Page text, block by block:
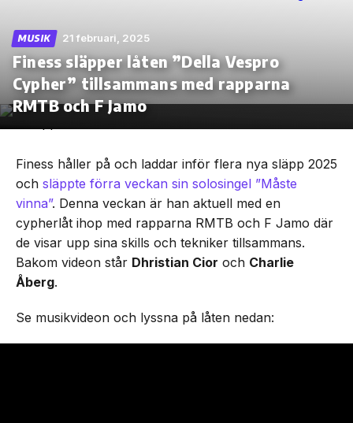
Skip
the
MUSIK 21 februari, 2025
Finess släpper låten ”Della Vespro
Cypher” tillsammans med rapparna
RMTB och F Jamo
Finess håller på och laddar inför flera nya släpp 2025
och släppte förra veckan sin solosingel ”Måste
vinna”. Denna veckan är han aktuell med en
cypherlåt ihop med rapparna RMTB och F Jamo där
de visar upp sina skills och tekniker tillsammans.
Bakom videon står Dhristian Cior och Charlie
Åberg.
Se musikvideon och lyssna på låten nedan: